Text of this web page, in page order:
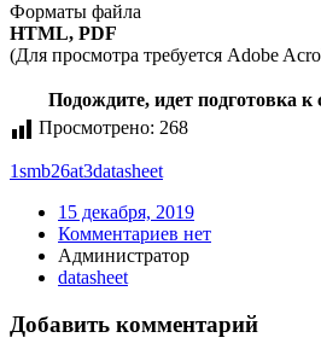
Форматы файла
HTML, PDF
(Для просмотра требуется Adobe
Подождите, идет подготовка
Просмотрено: 268
1smb26at3datasheet
15 декабря, 2019
Комментариев нет
Администратор
datasheet
Добавить комментарий